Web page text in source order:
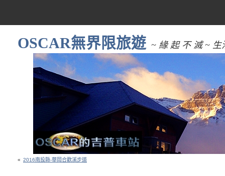
OSCAR無界限旅遊 ~ 緣 起 不 滅 ~ 生
« 2016南投縣-華岡合歡溪步道